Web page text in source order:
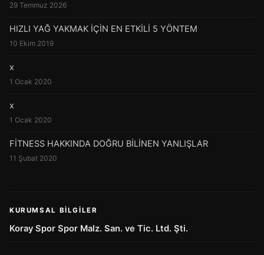
29 Temmuz 2026
HIZLI YAĞ YAKMAK İÇİN EN ETKİLİ 5 YÖNTEM
10 Ekim 2019
x
1 Ocak 2020
x
1 Ocak 2020
FİTNESS HAKKINDA DOĞRU BİLİNEN YANLIŞLAR
11 Şubat 2020
KURUMSAL BILGILER
Koray Spor Spor Malz. San. ve Tic. Ltd. Şti.